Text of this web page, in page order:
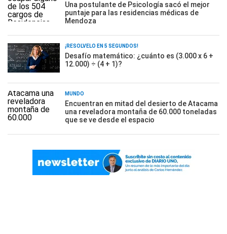
Una postulante de Psicología sacó el mejor
puntaje para las residencias médicas de
Mendoza
¡RESOLVELO EN 5 SEGUNDOS!
Desafío matemático: ¿cuánto es (3.000 x 6 +
12.000) ÷ (4 + 1)?
MUNDO
Encuentran en mitad del desierto de Atacama
una reveladora montaña de 60.000 toneladas
que se ve desde el espacio